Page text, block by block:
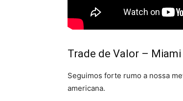
Trade de Valor – Miami
Seguimos forte rumo a nossa
americana.